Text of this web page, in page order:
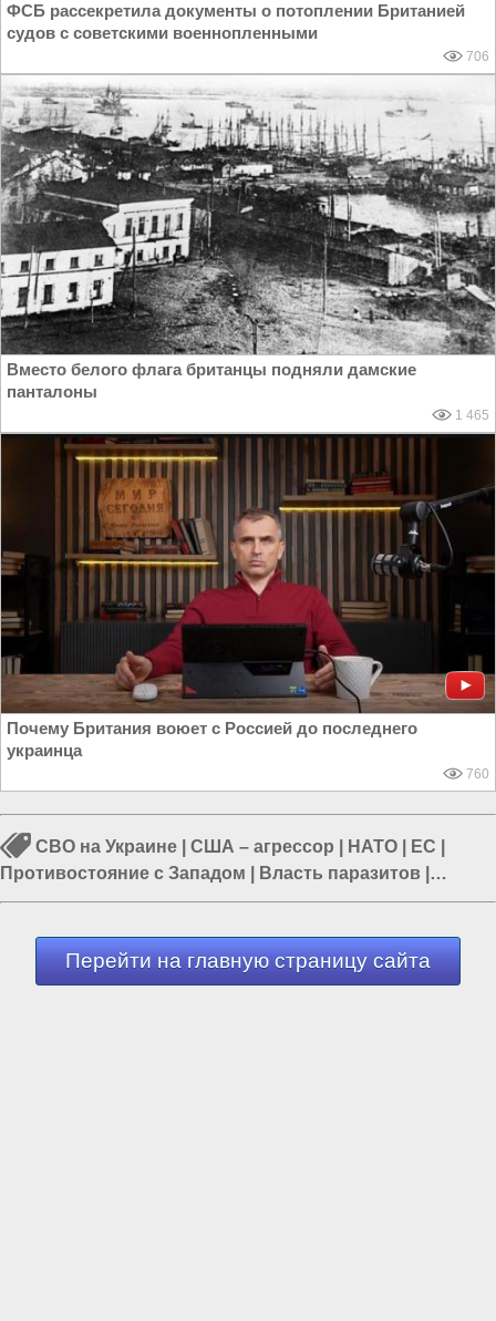
ФСБ рассекретила документы о потоплении Британией
судов с советскими военнопленными
706
Вместо белого флага британцы подняли дамские
панталоны
1 465
Почему Британия воюет с Россией до последнего
украинца
760
СВО на Украине США – агрессор НАТО ЕС
Противостояние с Западом
Власть паразитов
Политика в мире
Перейти на главную страницу сайта